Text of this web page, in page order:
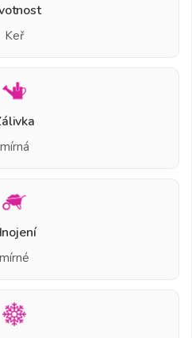
Keř
mírná
mírné